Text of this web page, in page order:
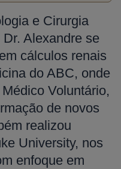
e Cirurgia
Alexandre se
cálculos renais
do ABC, onde
Voluntário,
de novos
realizou
University, nos
enfoque em